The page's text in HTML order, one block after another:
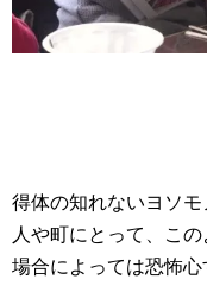
得体の知れないヨソ
人や町にとって、こ
場合によっては恐怖